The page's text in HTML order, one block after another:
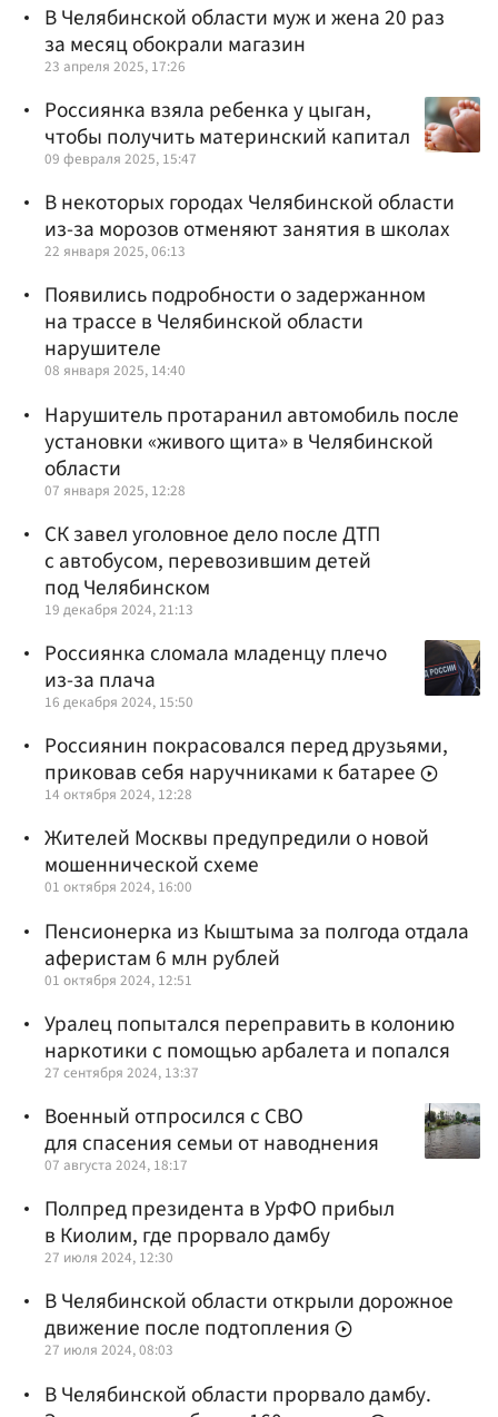
В Челябинской области муж и жена 20 раз
за месяц обокрали магазин
23 апреля 2025, 17:26
Россиянка взяла ребенка у цыган,
чтобы получить материнский капитал
09 февраля 2025, 15:47
В некоторых городах Челябинской области
из-за морозов отменяют занятия в школах
22 января 2025, 06:13
Появились подробности о задержанном
на трассе в Челябинской области
нарушителе
08 января 2025, 14:40
Нарушитель протаранил автомобиль после
установки «живого щита» в Челябинской
области
07 января 2025, 12:28
СК завел уголовное дело после ДТП
с автобусом, перевозившим детей
под Челябинском
19 декабря 2024, 21:13
Россиянка сломала младенцу плечо
из-за плача
16 декабря 2024, 15:50
Россиянин покрасовался перед друзьями,
приковав себя наручниками к батарее
14 октября 2024, 12:28
Жителей Москвы предупредили о новой
мошеннической схеме
01 октября 2024, 16:00
Пенсионерка из Кыштыма за полгода отдала
аферистам 6 млн рублей
01 октября 2024, 12:51
Уралец попытался переправить в колонию
наркотики с помощью арбалета и попался
27 сентября 2024, 13:37
Военный отпросился с СВО
для спасения семьи от наводнения
07 августа 2024, 18:17
Полпред президента в УрФО прибыл
в Киолим, где прорвало дамбу
27 июля 2024, 12:30
В Челябинской области открыли дорожное
движение после подтопления
27 июля 2024, 08:03
В Челябинской области прорвало дамбу.